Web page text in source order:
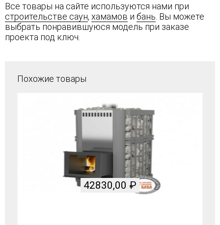
Все товары на сайте используются нами при
строительстве саун, хамамов и бань . Вы можете
выбрать понравившуюся модель при заказе
проекта под ключ.
Похожие товары
42830,00 ₽